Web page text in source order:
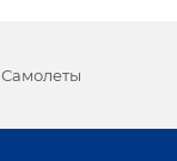
Самолеты